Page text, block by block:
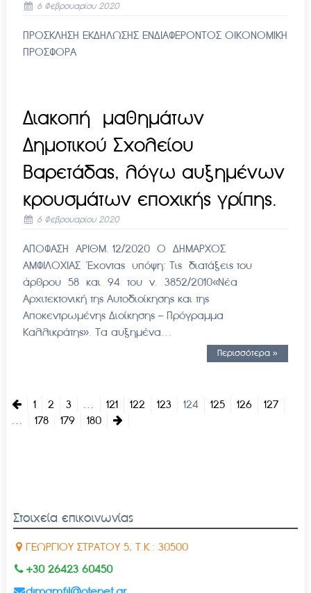
6 Φεβρουαρίου 2020
ΠΡΟΣΚΛΗΣΗ ΕΚΔΗΛΩΣΗΣ ΕΝΔΙΑΦΕΡΟΝΤΟΣ ΟΙΚΟΝΟΜΙΚΗ
ΠΡΟΣΦΟΡΑ
Διακοπή μαθημάτων
Δημοτικού Σχολείου
Βαρετάδας, λόγω αυξημένων
κρουσμάτων εποχικής γρίπης.
6 Φεβρουαρίου 2020
ΑΠΟΦΑΣΗ ΑΡΙΘΜ. 12/2020 Ο ΔΗΜΑΡΧΟΣ
ΑΜΦΙΛΟΧΙΑΣ Έχοντας υπόψη: Τις διατάξεις του
άρθρου 58 και 94 του ν. 3852/2010«Νέα
Αρχιτεκτονική της Αυτοδιοίκησης και της
Αποκεντρωμένης Διοίκησης – Πρόγραμμα
Καλλικράτης». Τα αυξημένα…
Περισσότερα »
1 2 3 … 121 122 123 124 125 126
127
178 179 180
Στοιχεία επικοινωνίας
ΓΕΩΡΓΙΟΥ ΣΤΡΑΤΟΥ 5, Τ.Κ.: 30500
+30 26423 60450